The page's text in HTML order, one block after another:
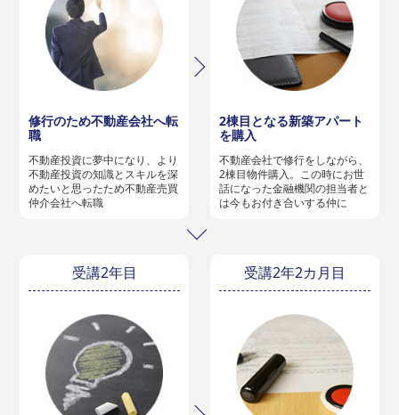
修行のため不動産会社へ転
職
不動産投資に夢中になり、より
不動産投資の知識とスキルを深
めたいと思ったため不動産売買
仲介会社へ転職
2棟目となる新築アパート
を購入
不動産会社で修行をしながら、
2棟目物件購入。この時にお世
話になった金融機関の担当者と
は今もお付き合いする仲に
受講2年目 受講2年2カ月目